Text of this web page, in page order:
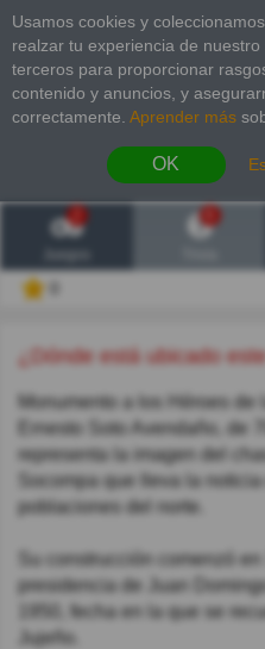
Usamos cookies y
realzar tu experiencia de
terceros para proporcionar
contenido y anuncios, y
correctamente. Aprender más
OK
2
¿Dónde está ubicado
Monumento a los Héroes
Ernesto Soto Avendaño, de
representa la imagen del
Socompa que lleva la
poblaciones del norte.
Su construcción comenzó
presidencia de Juan
1950, fecha en la que se
Jujeño.